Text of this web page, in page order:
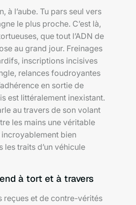
à l’aube. Tu pars seul vers
le plus proche. C’est là,
que tout l’ADN de
au grand jour. Freinages
inscriptions incisives
relances foudroyantes
en sortie de
est littéralement inexistant.
au travers de son volant
les mains une véritable
bien
les traits d’un véhicule
à tort et à travers
reçues et de contre-vérités